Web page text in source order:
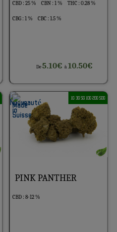
CBD : 25 % CBN : 1 % THC : 0.28 %
CBG : 1 % CBC : 1.5 %
De5.10€ à10.50€
1G 3G 5G 10G 20G 50G
PINK PANTHER
CBD : 8-12 %